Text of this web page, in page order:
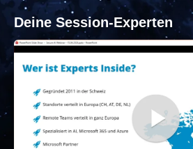
Deine Session-Experten